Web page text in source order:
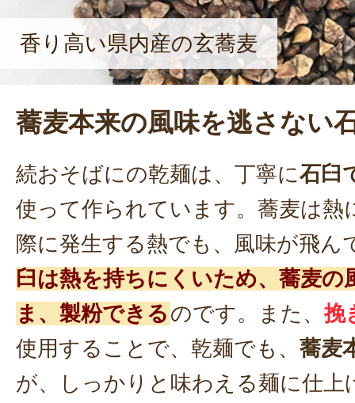
香り高い県内産の玄蕎麦
蕎麦本来の風味を逃さない
続おそばにの乾麺は、丁寧に石臼
使って作られています。蕎麦は熱
際に発生する熱でも、風味が飛ん
臼は熱を持ちにくいため、蕎麦の
ま、製粉できる のです。また、挽
使用することで、乾麺でも、 蕎麦
が、しっかりと味わえる麺に仕上